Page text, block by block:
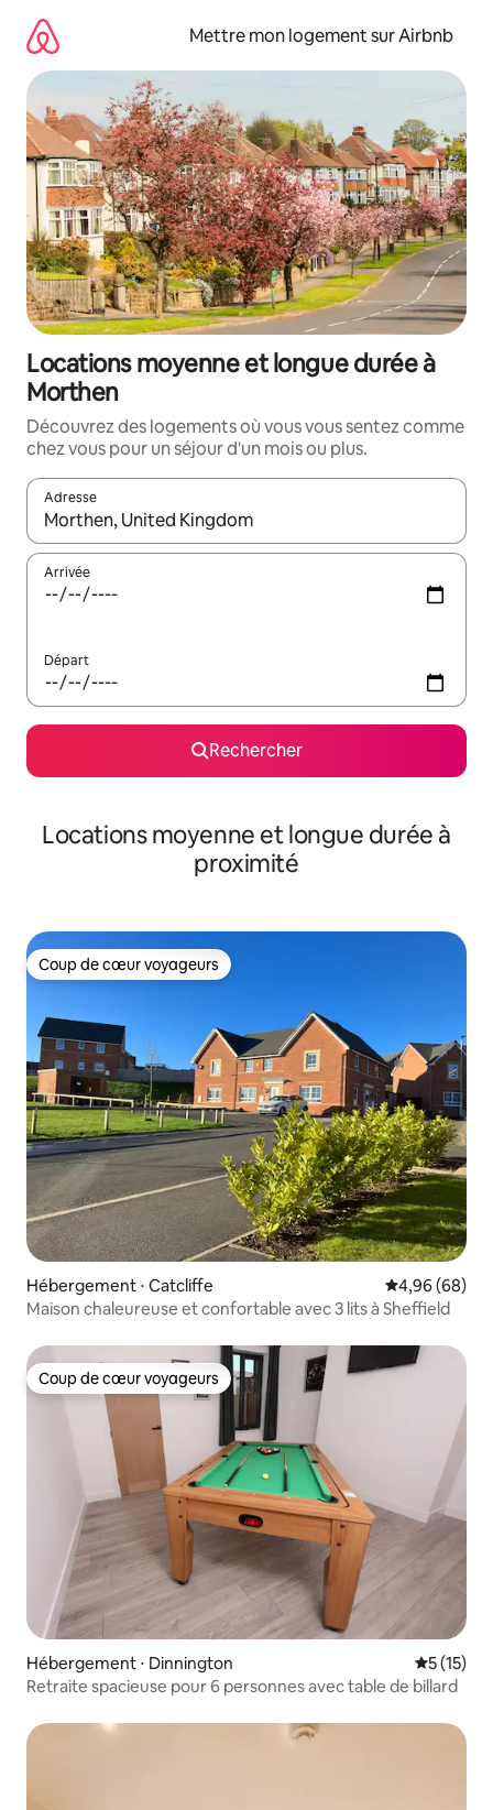
directement
contenu
Mettre mon logement sur Airbnb
Locations moyenne et longue durée à
Morthen
Découvrez des logements où vous vous sentez comme
chez vous pour un séjour d'un mois ou plus.
Adresse
Lorsque les résultats s'affichent, utilisez les flèches vers le
Arrivée
Départ
Rechercher
Locations moyenne et longue durée à
proximité
Coup de cœur voyageurs
Coup de cœur voyageurs
Hébergement ⋅ Catcliffe Évaluation
4,96 (68)
Maison chaleureuse et confortable avec 3 lits à Sheffield
Coup de cœur voyageurs
Coup de cœur voyageurs
Hébergement ⋅ Dinnington
5 (15)
Retraite spacieuse pour 6 personnes avec table de billard